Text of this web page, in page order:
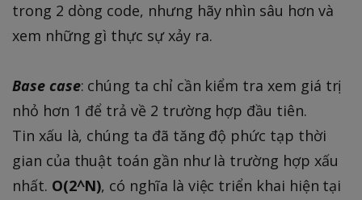
trong 2 dòng code, nhưng hãy nhìn sâu hơn và
xem những gì thực sự xảy ra.
Base case: chúng ta chỉ cần kiểm tra xem giá trị
nhỏ hơn 1 để trả về 2 trường hợp đầu tiên.
Tin xấu là, chúng ta đã tăng độ phức tạp thời
gian của thuật toán gần như là trường hợp xấu
nhất. O(2^N), có nghĩa là việc triển khai hiện tại